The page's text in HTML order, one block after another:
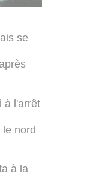
se
à l'arrêt
nord
à la